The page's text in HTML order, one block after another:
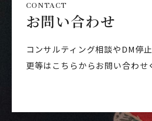
CONTACT
お問い合わせ
コンサルティング相談やDM停
更等はこちらからお問い合わせ